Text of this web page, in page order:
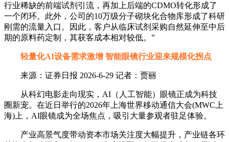
行业稀缺的前端试剂引流，再加上后端的CDMO转化形成了
一个闭环。此外，公司的10万级分子砌块化合物库形成了科研
刚需的流量入口。因此，客户从临床试剂采购自然延伸至中后
期的原料药定制，其获客成本相对较低。”
轻量化AI设备需求激增 智能眼镜行业迎来规模化拐点
来源：证券日报 2026-6-29 记者：贾丽
从科幻电影走向现实，AI（人工智能）眼镜正成为科技
圈新宠。在近日举行的2026年上海世界移动通信大会(MWC上
海)上，AI眼镜成为全场焦点，吸引大量参观者驻足体验。
产业高景气度带动资本市场关注度大幅提升，产业链各环